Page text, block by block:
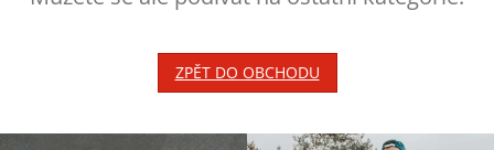
ZPĚT DO OBCHODU